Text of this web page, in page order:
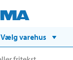
Vælg varehus